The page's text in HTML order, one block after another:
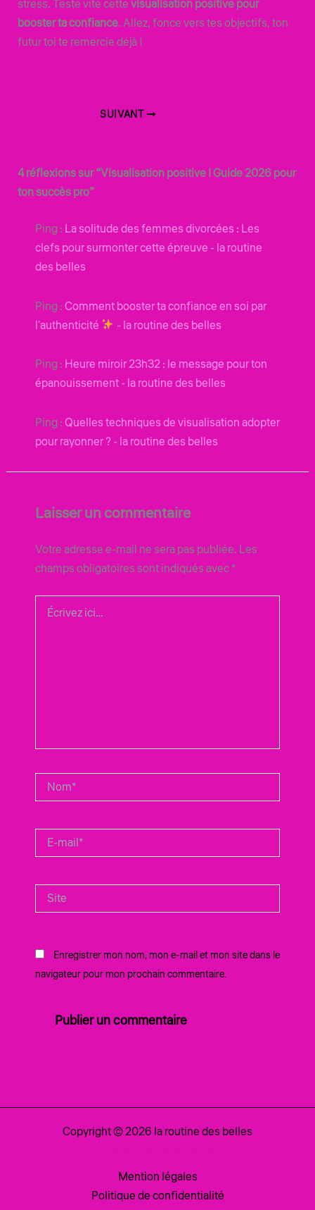
stress. Teste vite cettevisualisation positive pour
booster ta confiance. Allez, fonce vers tes objectifs, ton
futur toi te remercie déjà !
SUIVANT
4 réflexions sur “Visualisation positive | Guide 2026 pour
ton succès pro”
Ping : La solitude des femmes divorcées : Les
clefs pour surmonter cette épreuve - la routine
des belles
Ping :Comment booster ta confiance en soi par
l'authenticité
- la routine des belles
Ping : Heure miroir 23h32 : le message pour ton
épanouissement - la routine des belles
Ping :Quelles techniques de visualisation adopter
pour rayonner ? - la routine des belles
Laisser un commentaire
Votre adresse e-mail ne sera pas publiée. Les
champs obligatoires sont indiqués avec*
ici…
Nom*
mail*
Site
Enregistrer mon nom, mon e-mail et mon site dans le
navigateur pour mon prochain commentaire.
Copyright © 2026 la routine des belles
Mention légales
Politique de confidentialité